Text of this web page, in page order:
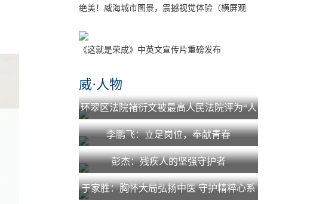
绝美！威海城市图景，震撼视觉体验（横屏观
《这就是荣成》中英文宣传片重磅发布
威·人物
环翠区法院褚衍文被最高人民法院评为“人
民法院少年法庭工作先进个人”
李鹏飞：立足岗位，奉献青春
彭杰：残疾人的坚强守护者
于家胜：胸怀大局弘扬中医 守护精粹心系